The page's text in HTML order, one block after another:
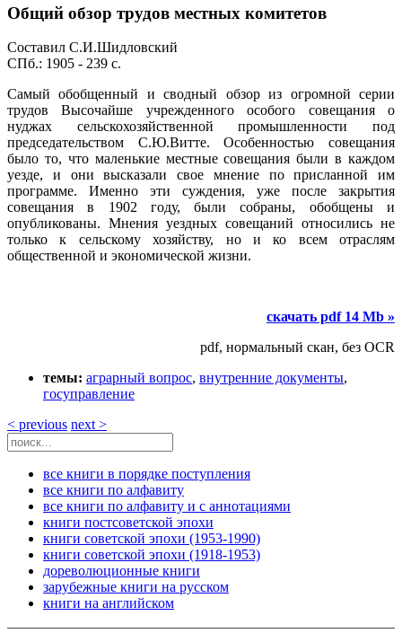
Общий обзор трудов местных комитетов
Составил С.И.Шидловский
СПб.: 1905 - 239 с.
Самый обобщенный и сводный обзор из огромной серии
трудов Высочайше учрежденного особого совещания о
нуджах сельскохозяйственной промышленности под
председательством С.Ю.Витте. Особенностью совещания
было то, что маленькие местные совещания были в каждом
уезде, и они высказали свое мнение по присланной им
программе. Именно эти суждения, уже после закрытия
совещания в 1902 году, были собраны, обобщены и
опубликованы. Мнения уездных совещаний относились не
только к сельскому хозяйству, но и ко всем отраслям
общественной и экономической жизни.
скачать pdf 14 Mb »
pdf, нормальный скан, без OCR
темы: аграрный вопрос, внутренние документы,
госуправление
< previous next >
все книги в порядке поступления
все книги по алфавиту
все книги по алфавиту и с аннотациями
книги постсоветской эпохи
книги советской эпохи (1953-1990)
книги советской эпохи (1918-1953)
дореволюционные книги
зарубежные книги на русском
книги на английском